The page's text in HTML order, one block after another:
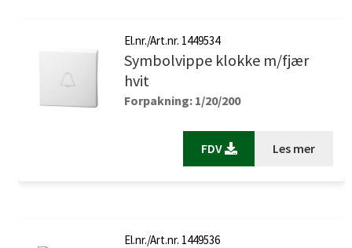
El.nr./Art.nr. 1449534
Symbolvippe klokke m/fjær
hvit
Forpakning: 1/20/200
FDV Les mer
El.nr./Art.nr. 1449536